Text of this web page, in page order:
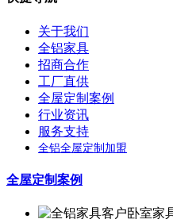
关于我们
全铝家具
招商合作
工厂直供
全屋定制案例
行业资讯
服务支持
全铝全屋定制加盟
全屋定制案例